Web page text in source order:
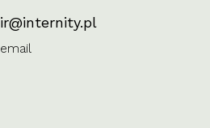
ir@internity.pl
email